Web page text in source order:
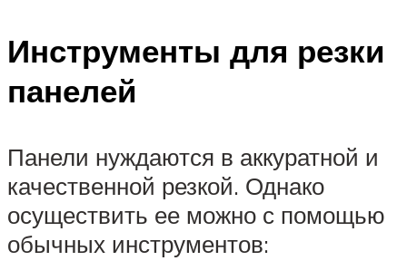
Инструменты для резки
панелей
Панели нуждаются в аккуратной и
качественной резкой. Однако
осуществить ее можно с помощью
обычных инструментов: